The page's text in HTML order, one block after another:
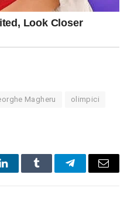
Magheru olimpici
LinkedInTumblr TelegramEmail